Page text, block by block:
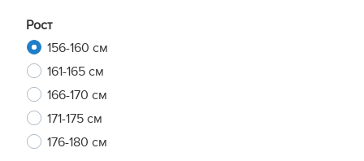
Рост
156-160 см
161-165 см
166-170 см
171-175 см
176-180 см